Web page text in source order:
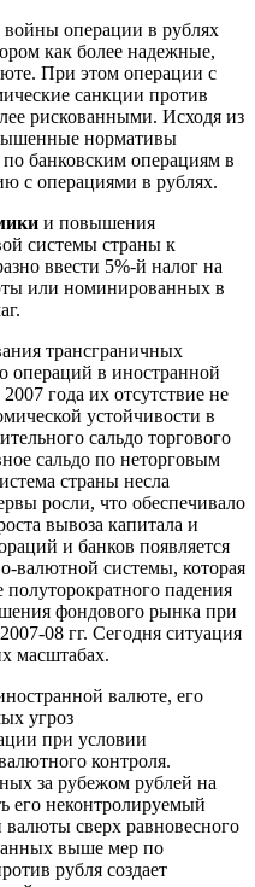
операции в рублях
как более надежные,
При этом операции с
санкции против
рискованными. Исходя из
нормативы
банковским операциям в
с операциями в рублях.
и повышения
системы страны к
ввести 5%-й налог на
или номинированных в
трансграничных
операций в иностранной
года их отсутствие не
устойчивости в
сальдо торгового
сальдо по неторговым
страны несла
росли, что обеспечивало
вывоза капитала и
и банков появляется
валютной системы, которая
падения
фондового рынка при
08 гг. Сегодня ситуация
масштабах.
валюте, его
угроз
при условии
контроля.
за рубежом рублей на
его неконтролируемый
сверх равновесного
выше мер по
рубля создает